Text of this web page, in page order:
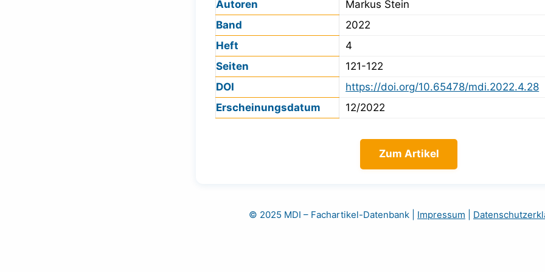
Autoren
Markus Stein
Band
2022
Heft
4
Seiten
121-122
DOI
https://doi.org/10.65478/mdi.2022.4.28
Erscheinungsdatum
12/2022
Zum Artikel
© 2025 MDI – Fachartikel-Datenbank Impressum